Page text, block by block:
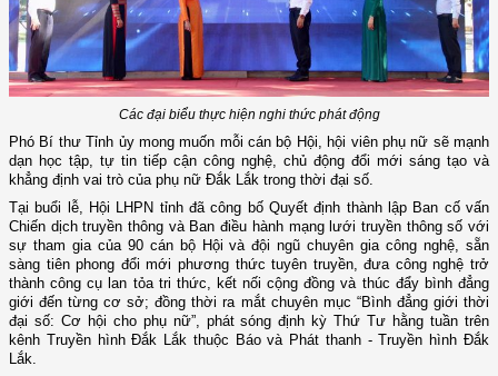
Các đại biểu thực hiện nghi thức phát động
Phó Bí thư Tỉnh ủy mong muốn mỗi cán bộ Hội, hội viên phụ nữ sẽ mạnh
dạn học tập, tự tin tiếp cận công nghệ, chủ động đổi mới sáng tạo và
khẳng định vai trò của phụ nữ Đắk Lắk trong thời đại số.
Tại buổi lễ, Hội LHPN tỉnh đã công bố Quyết định thành lập Ban cố vấn
Chiến dịch truyền thông và Ban điều hành mạng lưới truyền thông số với
sự tham gia của 90 cán bộ Hội và đội ngũ chuyên gia công nghệ, sẵn
sàng tiên phong đổi mới phương thức tuyên truyền, đưa công nghệ trở
thành công cụ lan tỏa tri thức, kết nối cộng đồng và thúc đẩy bình đẳng
giới đến từng cơ sở; đồng thời ra mắt chuyên mục “Bình đẳng giới thời
đại số: Cơ hội cho phụ nữ”, phát sóng định kỳ Thứ Tư hằng tuần trên
kênh Truyền hình Đắk Lắk thuộc Báo và Phát thanh - Truyền hình Đắk
Lắk